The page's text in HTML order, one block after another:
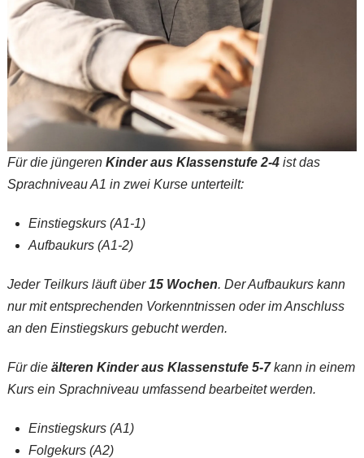
Für die jüngeren Kinder aus Klassenstufe 2-4 ist das
Sprachniveau A1 in zwei Kurse unterteilt:
Einstiegskurs (A1-1)
Aufbaukurs (A1-2)
Jeder Teilkurs läuft über15 Wochen. Der Aufbaukurs kann
nur mit entsprechenden Vorkenntnissen oder im Anschluss
an den Einstiegskurs gebucht werden.
Für die älteren Kinder aus Klassenstufe 5-7kann in einem
Kurs ein Sprachniveau umfassend bearbeitet werden.
Einstiegskurs (A1)
Folgekurs (A2)